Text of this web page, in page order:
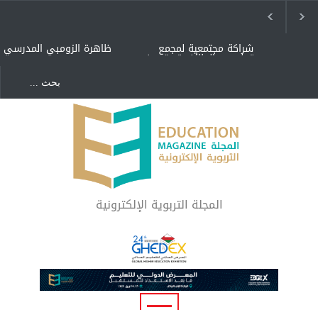
ظاهرة الزومبي المدرسي شراكة مجتمعية لمجمع
تعليمي بالطائف تستهدف
"كنت أنضرب ومافيني إلا
العافية" هل هذا مبرر
لاستمرار أسلوب التربية
المتوارث؟
لماذا تعد برامج توعية الأطفال
بخصوصية الجسد وقاية لا
فضول؟
المجلة التربوية الإلكترونية